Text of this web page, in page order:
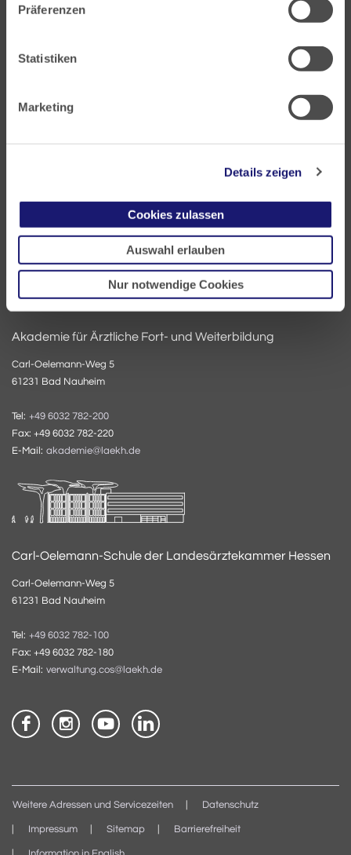
Präferenzen
Statistiken
Marketing
Details zeigen
Cookies zulassen
Auswahl erlauben
Nur notwendige Cookies
Landesärztekammer Hessen
60314 Frankfurt
Postfach 60 05 66
E-Mail:
Akademie für Ärztliche Fort- und Weiterbildung
Carl-Oelemann-Weg 5
61231 Bad Nauheim
Tel: +49 6032 782-200
Fax: +49 6032 782-220
E-Mail: akademie@laekh.de
Carl-Oelemann-Schule der Landesärztekammer Hessen
Carl-Oelemann-Weg 5
61231 Bad Nauheim
Tel: +49 6032 782-100
Fax: +49 6032 782-180
E-Mail: verwaltung.cos@laekh.de
Weitere Adressen und Servicezeiten Datenschutz
Impressum Sitemap Barrierefreiheit